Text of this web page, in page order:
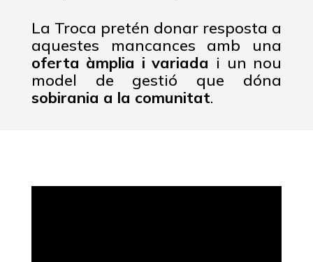
La Troca pretén donar resposta a
aquestes mancances amb una
oferta àmplia i variada i un nou
model de gestió que dóna
sobirania a la comunitat.